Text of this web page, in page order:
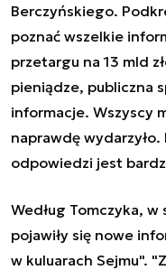
Berczyńskiego.
poznać wszelkie
przetargu na 13 mld
pieniądze, publiczna
informacje. Wszyscy
naprawdę
odpowiedzi jest
Według Tomczyka,
pojawiły się nowe
w kuluarach Sejmu".